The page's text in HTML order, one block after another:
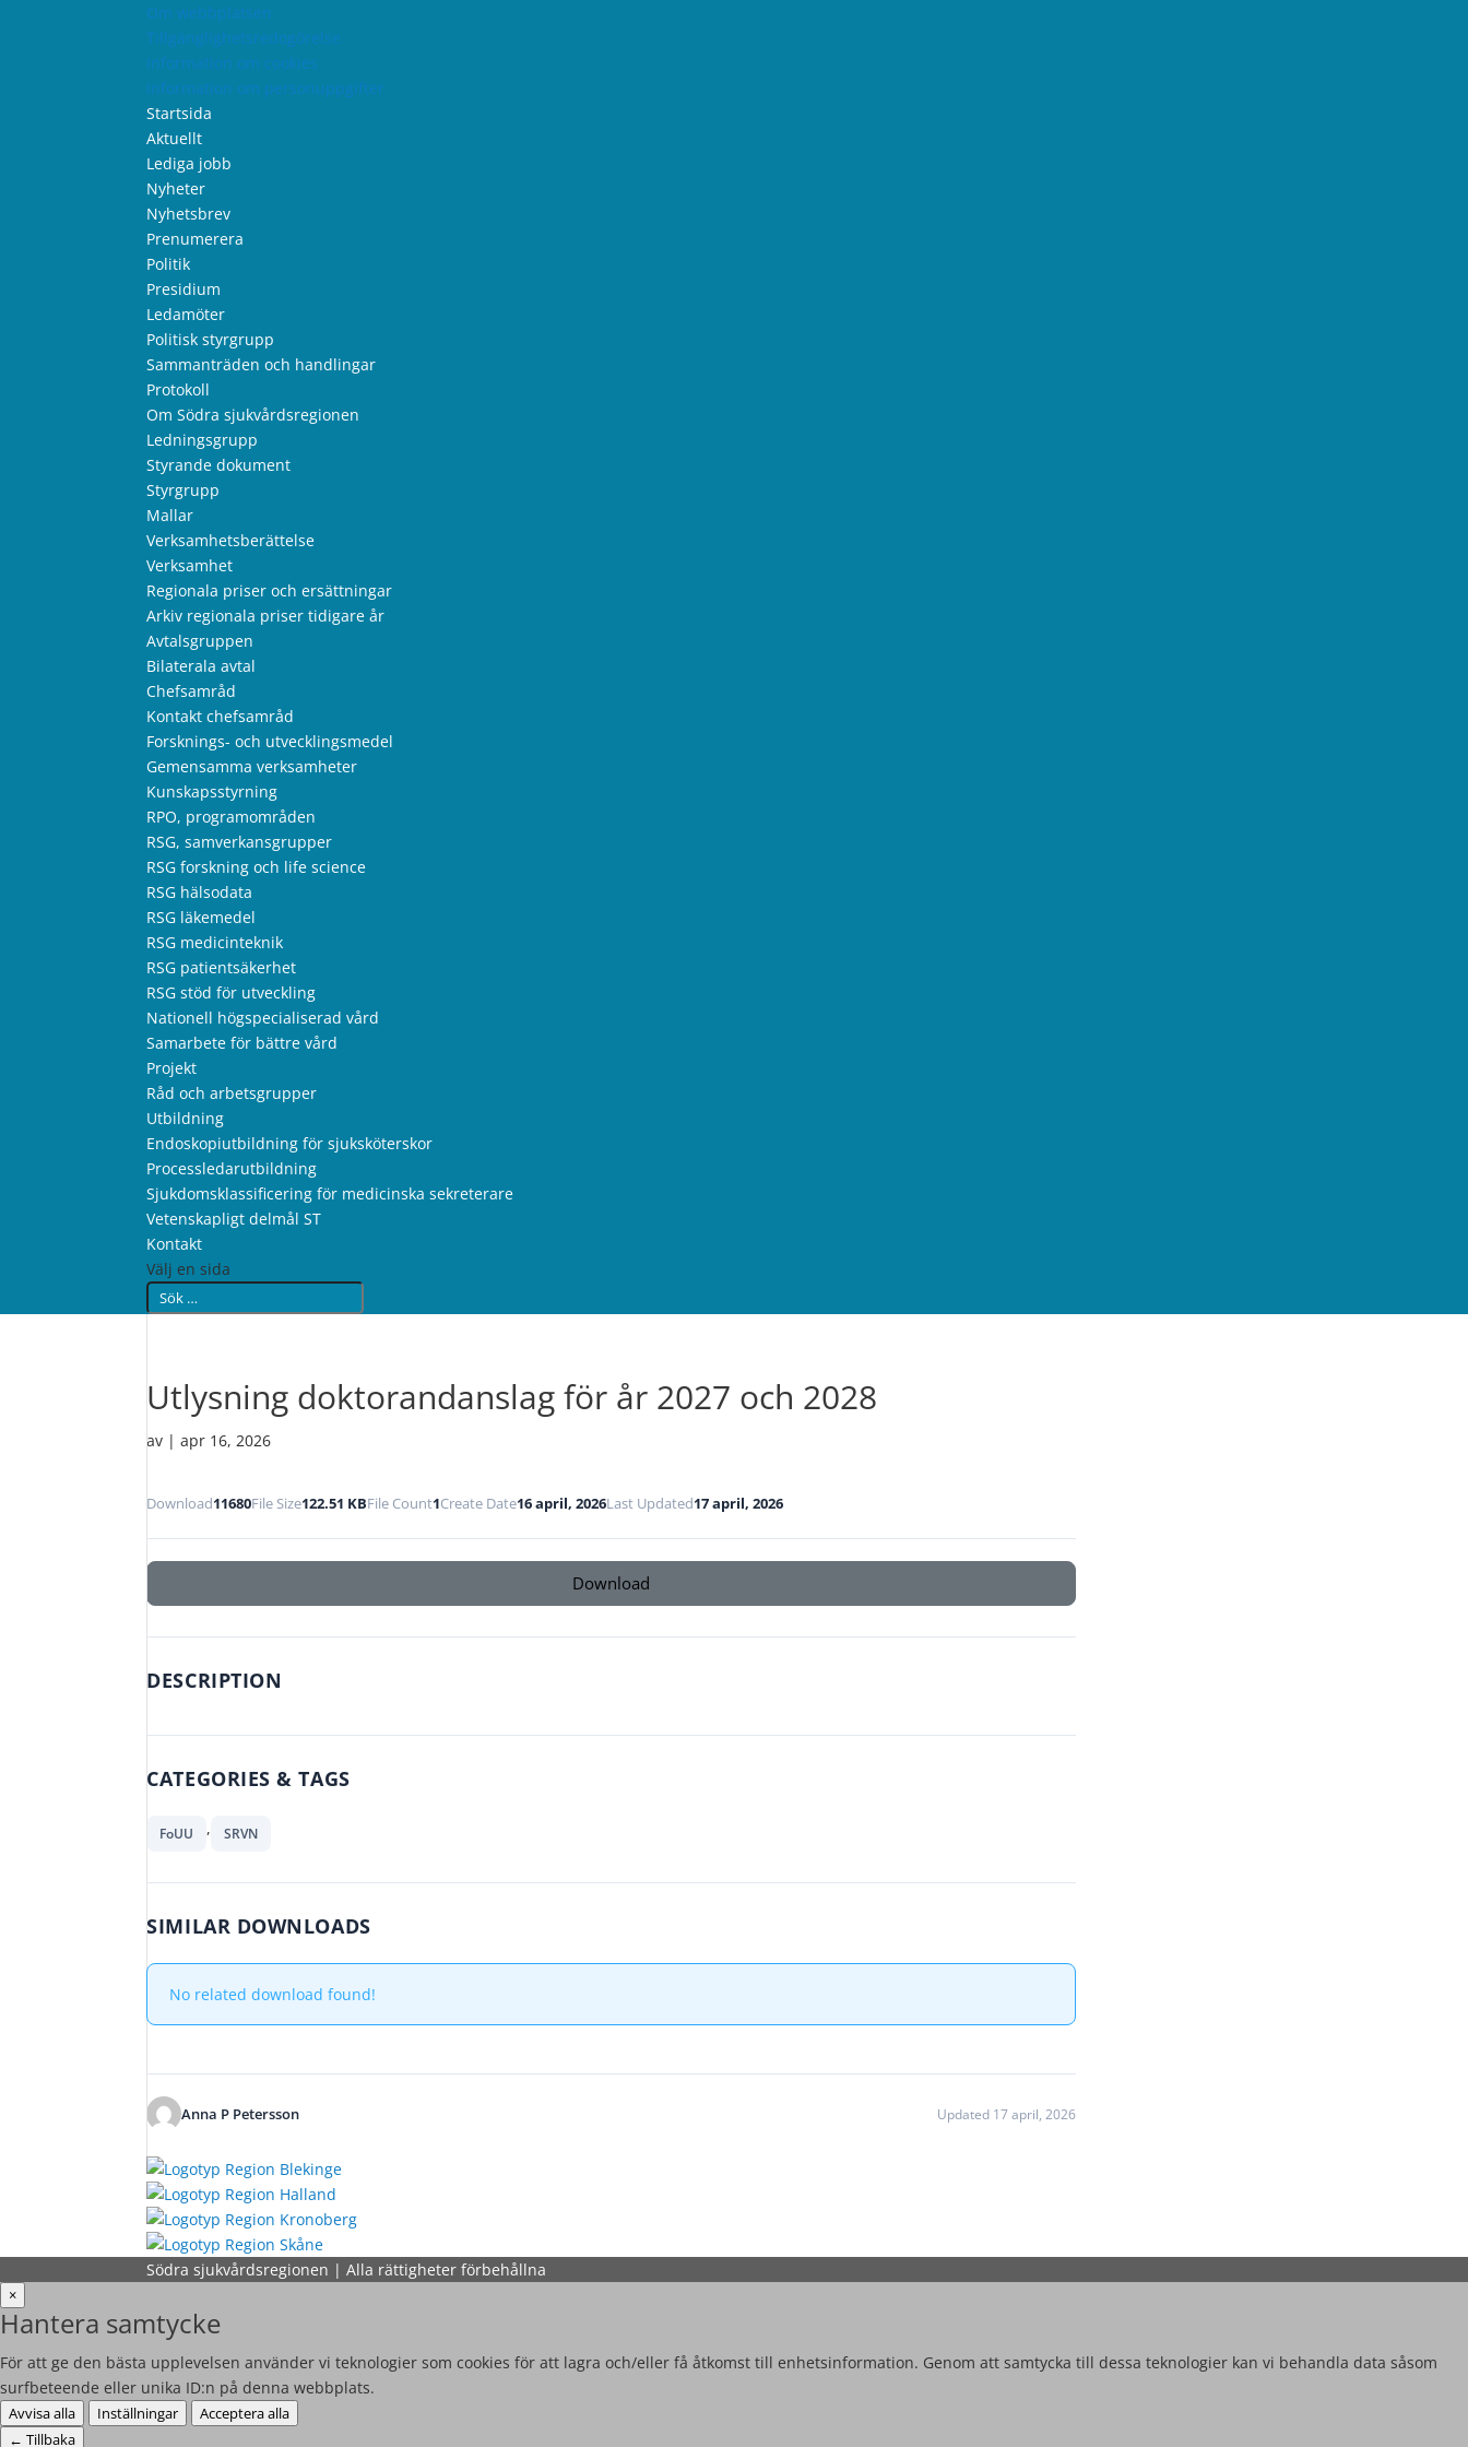
Om webbplatsen
Tillgänglighetsredogörelse
Information om cookies
Information om personuppgifter
Startsida
Aktuellt
Lediga jobb
Nyheter
Nyhetsbrev
Prenumerera
Politik
Presidium
Ledamöter
Politisk styrgrupp
Sammanträden och handlingar
Protokoll
Om Södra sjukvårdsregionen
Ledningsgrupp
Styrande dokument
Styrgrupp
Mallar
Verksamhetsberättelse
Verksamhet
Regionala priser och ersättningar
Arkiv regionala priser tidigare år
Avtalsgruppen
Bilaterala avtal
Chefsamråd
Kontakt chefsamråd
Forsknings- och utvecklingsmedel
Gemensamma verksamheter
Kunskapsstyrning
RPO, programområden
RSG, samverkansgrupper
RSG forskning och life science
RSG hälsodata
RSG läkemedel
RSG medicinteknik
RSG patientsäkerhet
RSG stöd för utveckling
Nationell högspecialiserad vård
Samarbete för bättre vård
Projekt
Råd och arbetsgrupper
Utbildning
Endoskopiutbildning för sjuksköterskor
Processledarutbildning
Sjukdomsklassificering för medicinska sekreterare
Vetenskapligt delmål ST
Kontakt
Välj en sida
Utlysning doktorandanslag för år 2027 och 2028
av |apr 16, 2026
Download11680File Size122.51 KBFile Count1Create Date16 april, 2026Last Updated17 april, 2026
Download
DESCRIPTION
CATEGORIES & TAGS
FoUU , SRVN
SIMILAR DOWNLOADS
No related download found!
Anna P Petersson Updated 17 april, 2026
Södra sjukvårdsregionen | Alla rättigheter förbehållna
×
Hantera samtycke
För att ge den bästa upplevelsen använder vi teknologier som cookies för att lagra och/eller få åtkomst till enhetsinformation. Genom att samtycka till dessa teknologier kan vi behandla data såsom
surfbeteende eller unika ID:n på denna webbplats.
Avvisa alla Inställningar
Acceptera alla
← Tillbaka